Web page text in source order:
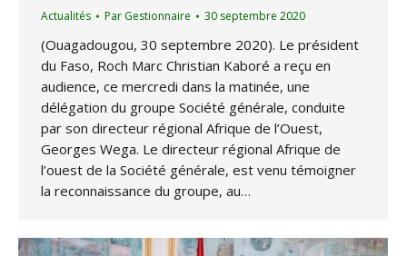
Actualités Par Gestionnaire 30 septembre 2020
(Ouagadougou, 30 septembre 2020). Le président
du Faso, Roch Marc Christian Kaboré a reçu en
audience, ce mercredi dans la matinée, une
délégation du groupe Société générale, conduite
par son directeur régional Afrique de l’Ouest,
Georges Wega. Le directeur régional Afrique de
l’ouest de la Société générale, est venu témoigner
la reconnaissance du groupe, au…